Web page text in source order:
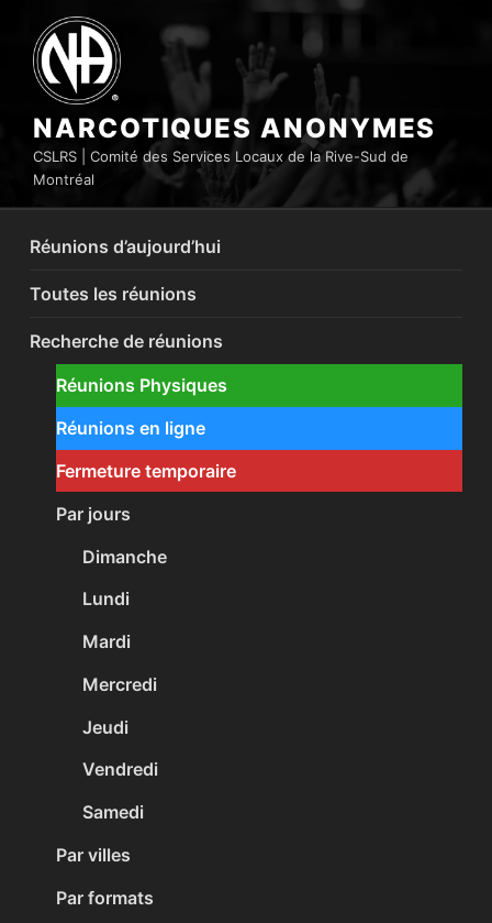
contenu
principal
NARCOTIQUES ANONYMES
CSLRS | Comité des Services Locaux de la Rive-Sud de
Montréal
Réunions d’aujourd’hui
Toutes les réunions
Recherche de réunions
Réunions Physiques
Réunions en ligne
Fermeture temporaire
Par jours
Dimanche
Lundi
Mardi
Mercredi
Jeudi
Vendredi
Samedi
Par villes
Par formats